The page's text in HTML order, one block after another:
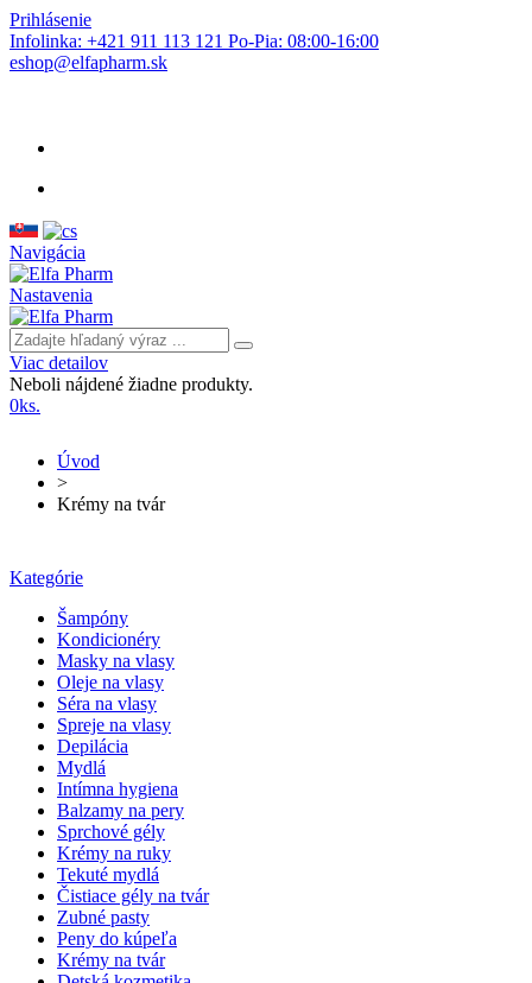
Prihlásenie
Infolinka: +421 911 113 121 Po-Pia: 08:00-16:00
eshop@elfapharm.sk
Navigácia
Nastavenia
Viac detailov
Neboli nájdené žiadne produkty.
0ks.
Úvod
>
Krémy na tvár
Kategórie
Šampóny
Kondicionéry
Masky na vlasy
Oleje na vlasy
Séra na vlasy
Spreje na vlasy
Depilácia
Mydlá
Intímna hygiena
Balzamy na pery
Sprchové gély
Krémy na ruky
Tekuté mydlá
Čistiace gély na tvár
Zubné pasty
Peny do kúpeľa
Krémy na tvár